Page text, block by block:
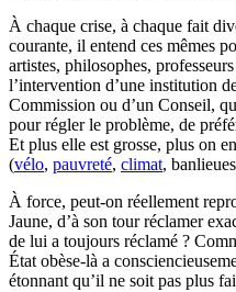
À chaque crise, à chaque fait
courante, il entend ces mêmes
artistes, philosophes,
l’intervention d’une institution
Commission ou d’un Conseil,
pour régler le problème, de
Et plus elle est grosse, plus on
(vélo, pauvreté, climat,
À force, peut-on réellement
Jaune, d’à son tour réclamer
de lui a toujours réclamé ?
État obèse-là a
étonnant qu’il ne soit pas plus